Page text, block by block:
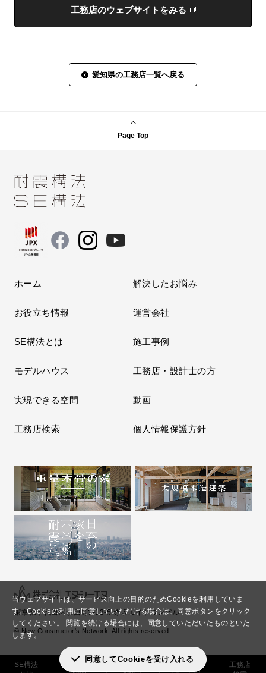
当ウェブサイトは、サービス向上の目的のためCookieを利用していま
す。Cookieの利用に同意していただける場合は、同意ボタンをクリック
してください。
閲覧を続ける場合には、同意していただいたものといた
します。
同意してCookieを受け入れる
SE構法
実現できる
施工事例
工務店
工務店のウェブサイトをみる
愛知県の工務店一覧へ戻る
Page Top
ホーム 解決したお悩み
お役立ち情報 運営会社
SE構法とは 施工事例
モデルハウス 工務店・設計士の方
実現できる空間 動画
工務店検索 個人情報保護方針
東京都千代田区永田町2-13-5 赤坂エイトワンビル
© New Constructor's Network. All rights reserved.